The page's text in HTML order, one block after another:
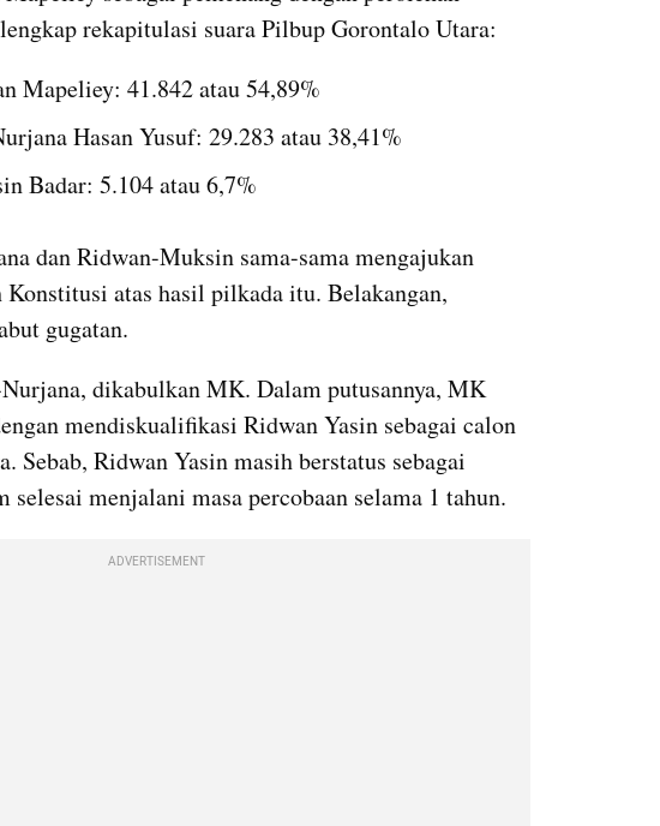
rekapitulasi suara Pilbup Gorontalo Utara:
Mapeliey: 41.842 atau 54,89%
Hasan Yusuf: 29.283 atau 38,41%
Badar: 5.104 atau 6,7%
dan Ridwan-Muksin sama-sama mengajukan
Konstitusi atas hasil pilkada itu. Belakangan,
gugatan.
dikabulkan MK. Dalam putusannya, MK
mendiskualifikasi Ridwan Yasin sebagai calon
Sebab, Ridwan Yasin masih berstatus sebagai
selesai menjalani masa percobaan selama 1 tahun.
ADVERTISEMENT